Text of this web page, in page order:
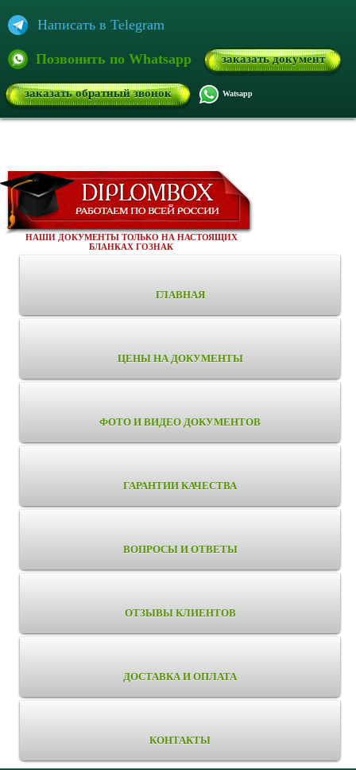
Написать в Telegram
Позвонить по Whatsapp заказать документ
заказать обратный звонок Watsapp
НАШИ ДОКУМЕНТЫ ТОЛЬКО НА НАСТОЯЩИХ
БЛАНКАХ ГОЗНАК
ГЛАВНАЯ
ЦЕНЫ НА ДОКУМЕНТЫ
ФОТО И ВИДЕО ДОКУМЕНТОВ
ГАРАНТИИ КАЧЕСТВА
ВОПРОСЫ И ОТВЕТЫ
ОТЗЫВЫ КЛИЕНТОВ
ДОСТАВКА И ОПЛАТА
КОНТАКТЫ